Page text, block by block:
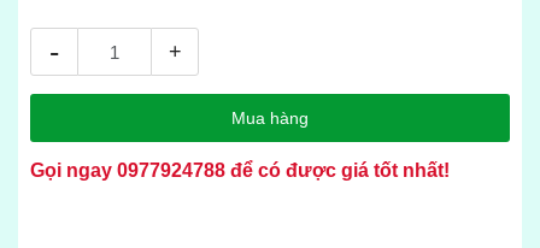
- +
Mua hàng
Gọi ngay 0977924788 để có được giá tốt nhất!